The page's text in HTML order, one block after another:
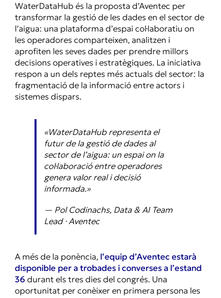
WaterDataHub és la proposta d’Aventec per
transformar la gestió de les dades en el sector de
l’aigua: una plataforma d’espai col·laboratiu on
les operadores comparteixen, analitzen i
aprofiten les seves dades per prendre millors
decisions operatives i estratègiques. La iniciativa
respon a un dels reptes més actuals del sector: la
fragmentació de la informació entre actors i
sistemes dispars.
«WaterDataHub representa el
futur de la gestió de dades al
sector de l’aigua: un espai on la
col·laboració entre operadores
genera valor real i decisió
informada.»
— Pol Codinachs, Data & AI Team
Lead · Aventec
A més de la ponència, l’equip d’Aventec estarà
disponible per a trobades i converses a l’estand
36 durant els tres dies del congrés. Una
oportunitat per conèixer en primera persona les